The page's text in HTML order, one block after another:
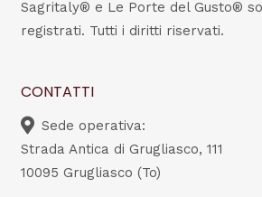
Sagritaly® e Le Porte del Gusto®
registrati. Tutti i diritti riservati.
CONTATTI
Sede operativa:
Strada Antica di Grugliasco, 111
10095 Grugliasco (To)